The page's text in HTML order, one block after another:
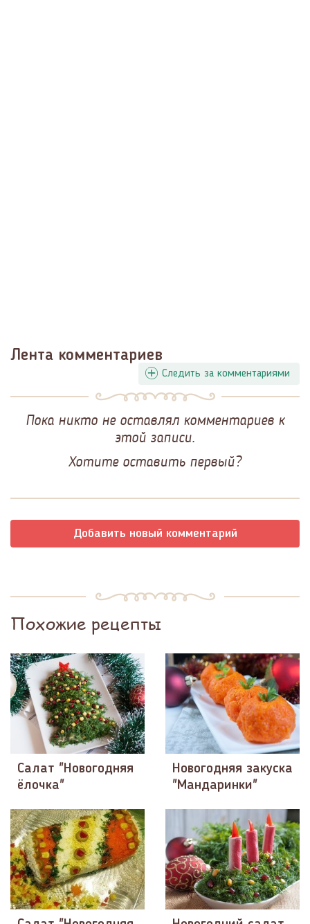
Лента комментариев
Следить за комментариями
Пока никто не оставлял комментариев к
этой записи.
Хотите оставить первый?
Добавить новый комментарий
Похожие рецепты
Салат "Новогодняя
ёлочка"
Новогодняя закуска
"Мандаринки"